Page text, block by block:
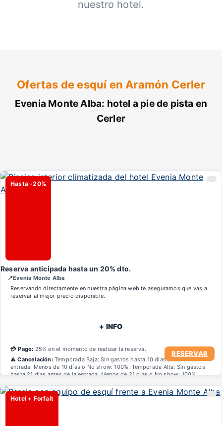
nuestro hotel.
Ofertas de esquí en Aramón Cerler
Evenia Monte Alba: hotel a pie de pista en
Cerler
Hasta -20%
Reserva anticipada hasta un 20% dto.
📍Evenia Monte Alba
Reservando directamente en nuestra página web te aseguramos que vas a
reservar al mejor precio disponible.
+ INFO
💳 Pago: 25% en el momento de realizar la reserva.
⚠️ Cancelación:Temporada Baja: Sin gastos hasta 10 días antes de la
entrada. Menos de 10 días o No show: 100%. Temporada Alta: Sin gastos
hasta 21 días antes de la entrada. Menos de 21 días o No show: 100%
RESERVAR
Hotel + Forfait